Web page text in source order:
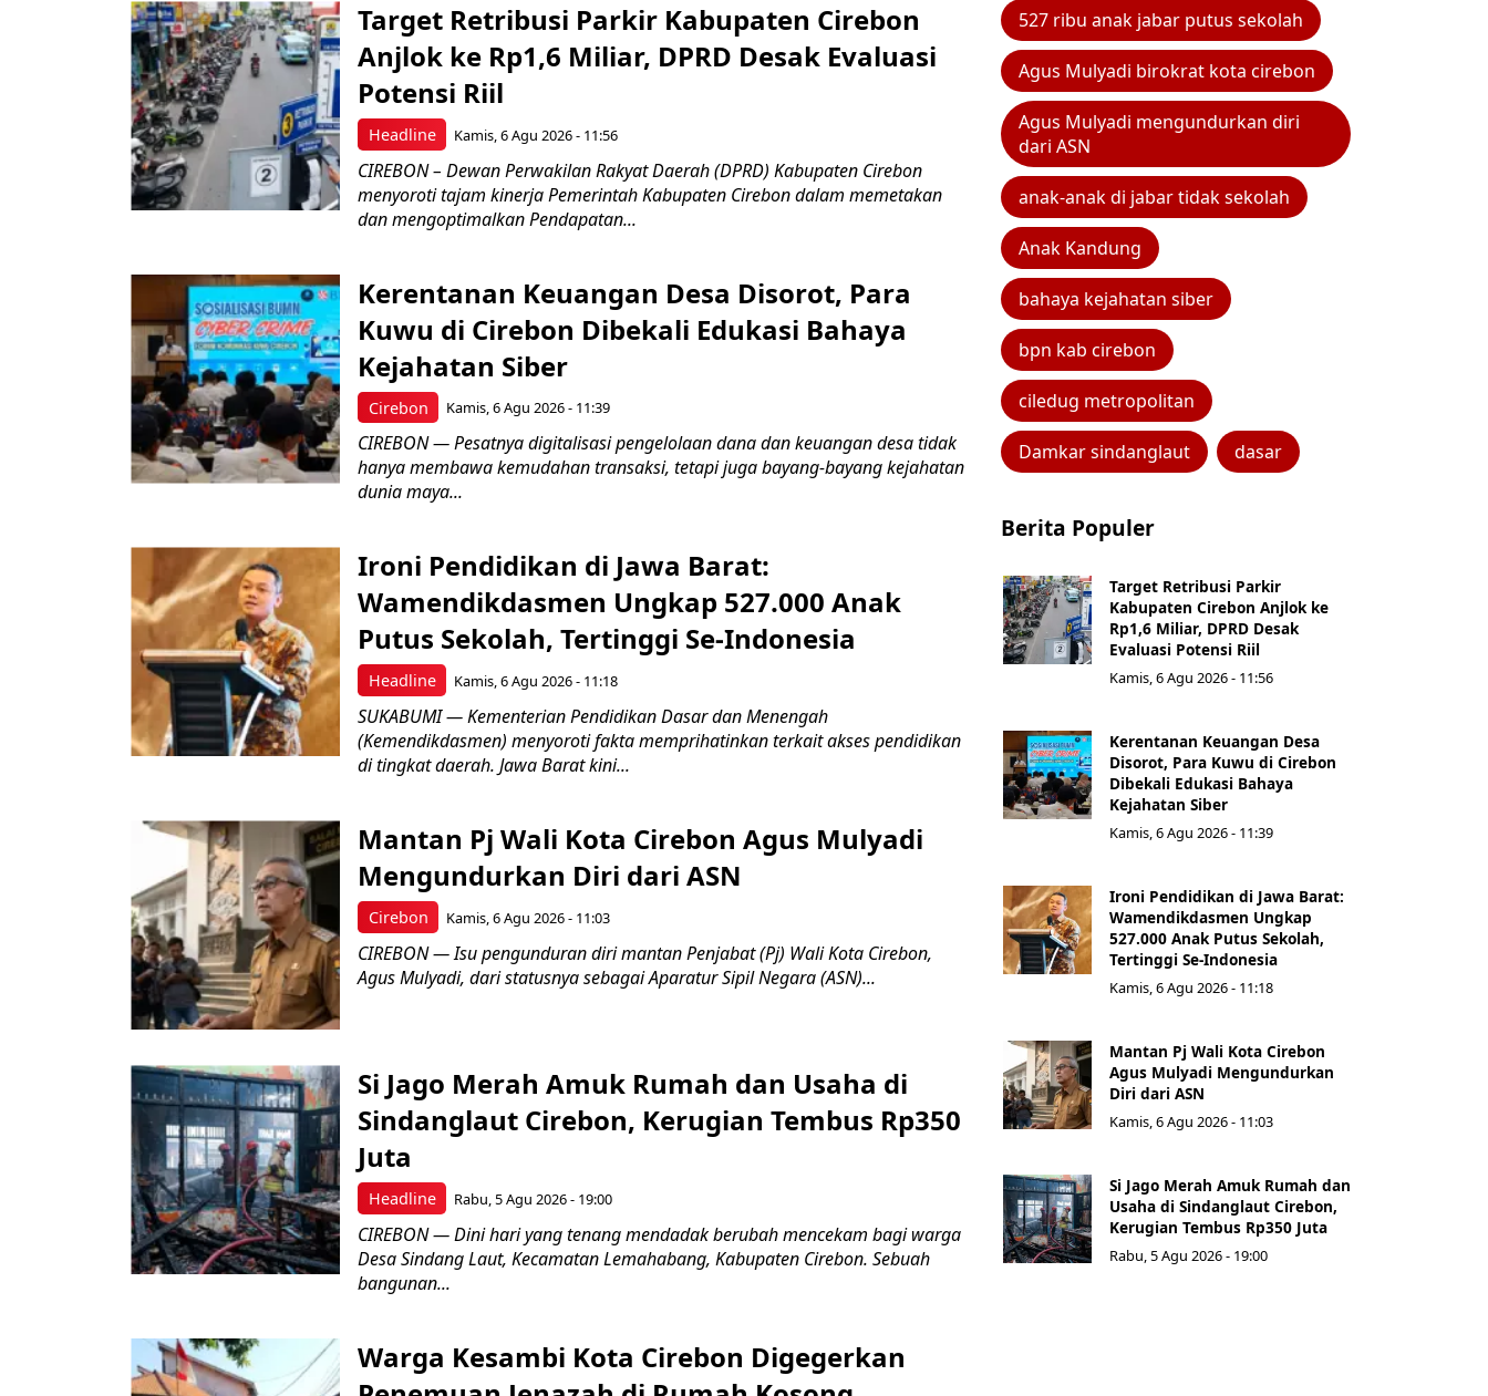
Headline
Target Retribusi Parkir Kabupaten Cirebon
Anjlok ke Rp1,6 Miliar, DPRD Desak Evaluasi
Potensi Riil
Kamis, 6 Agu 2026 - 11:56
CIREBON – Dewan Perwakilan Rakyat Daerah (DPRD) Kabupaten Cirebon
menyoroti tajam kinerja Pemerintah Kabupaten Cirebon dalam memetakan
dan mengoptimalkan Pendapatan...
Cirebon
Kerentanan Keuangan Desa Disorot, Para
Kuwu di Cirebon Dibekali Edukasi Bahaya
Kejahatan Siber
Kamis, 6 Agu 2026 - 11:39
CIREBON — Pesatnya digitalisasi pengelolaan dana dan keuangan desa tidak
hanya membawa kemudahan transaksi, tetapi juga bayang-bayang kejahatan
dunia maya...
Headline
Ironi Pendidikan di Jawa Barat:
Wamendikdasmen Ungkap 527.000 Anak
Putus Sekolah, Tertinggi Se-Indonesia
Kamis, 6 Agu 2026 - 11:18
SUKABUMI — Kementerian Pendidikan Dasar dan Menengah
(Kemendikdasmen) menyoroti fakta memprihatinkan terkait akses pendidikan
di tingkat daerah. Jawa Barat kini...
Cirebon
Mantan Pj Wali Kota Cirebon Agus Mulyadi
Mengundurkan Diri dari ASN
Kamis, 6 Agu 2026 - 11:03
CIREBON — Isu pengunduran diri mantan Penjabat (Pj) Wali Kota Cirebon,
Agus Mulyadi, dari statusnya sebagai Aparatur Sipil Negara (ASN)...
Headline
Si Jago Merah Amuk Rumah dan Usaha di
Sindanglaut Cirebon, Kerugian Tembus Rp350
Juta
Rabu, 5 Agu 2026 - 19:00
CIREBON — Dini hari yang tenang mendadak berubah mencekam bagi warga
Desa Sindang Laut, Kecamatan Lemahabang, Kabupaten Cirebon. Sebuah
bangunan...
Warga Kesambi Kota Cirebon Digegerkan
527 ribu anak jabar putus sekolah
Agus Mulyadi birokrat kota cirebon
Agus Mulyadi mengundurkan diri
dari ASN
anak-anak di jabar tidak sekolah
Anak Kandung
bahaya kejahatan siber
bpn kab cirebon
ciledug metropolitan
Damkar sindanglaut dasar
Berita Populer
Target Retribusi Parkir
Kabupaten Cirebon Anjlok ke
Rp1,6 Miliar, DPRD Desak
Evaluasi Potensi Riil
Kamis, 6 Agu 2026 - 11:56
Kerentanan Keuangan Desa
Disorot, Para Kuwu di Cirebon
Dibekali Edukasi Bahaya
Kejahatan Siber
Kamis, 6 Agu 2026 - 11:39
Ironi Pendidikan di Jawa Barat:
Wamendikdasmen Ungkap
527.000 Anak Putus Sekolah,
Tertinggi Se-Indonesia
Kamis, 6 Agu 2026 - 11:18
Mantan Pj Wali Kota Cirebon
Agus Mulyadi Mengundurkan
Diri dari ASN
Kamis, 6 Agu 2026 - 11:03
Si Jago Merah Amuk Rumah dan
Usaha di Sindanglaut Cirebon,
Kerugian Tembus Rp350 Juta
Rabu, 5 Agu 2026 - 19:00